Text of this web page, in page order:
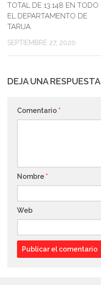
TOTAL DE 13.148 EN TODO
EL DEPARTAMENTO DE
TARIJA
SEPTIEMBRE 27, 2020
DEJA UNA RESPUESTA
Comentario *
Nombre *
Web